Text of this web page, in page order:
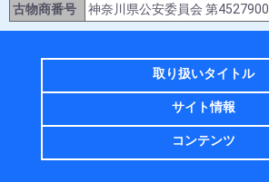
古物商番号
神奈川県公安委員会 第
取り扱いタイトル
サイト情報
コンテンツ